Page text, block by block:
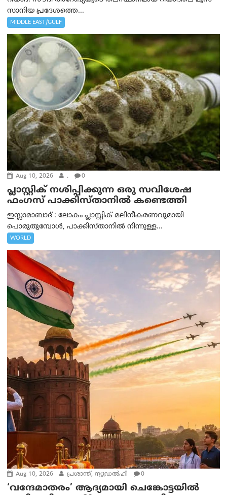
സാനിയ പ്രദേശത്തെ...
MIDDLE EAST/GULF
Aug 10, 2026 . 0
പ്ലാസ്റ്റിക് നശിപ്പിക്കുന്ന ഒരു സവിശേഷ
ഫംഗസ് പാക്കിസ്താനിൽ കണ്ടെത്തി
ഇസ്ലാമാബാദ് : ലോകം പ്ലാസ്റ്റിക് മലിനീകരണവുമായി
പൊരുതുമ്പോൾ, പാക്കിസ്താനിൽ നിന്നുള്ള...
WORLD
Aug 10, 2026 പ്രശാന്ത്, ന്യൂഡല്‍ഹി 0
‘വന്ദേമാതരം’ ആദ്യമായി ചെങ്കോട്ടയിൽ